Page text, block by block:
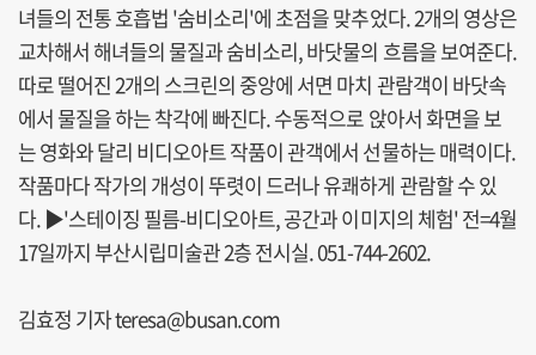
녀들의 전통 호흡법 '숨비소리'에 초점을 맞추었다. 2개의 영상은
교차해서 해녀들의 물질과 숨비소리, 바닷물의 흐름을 보여준다.
따로 떨어진 2개의 스크린의 중앙에 서면 마치 관람객이 바닷속
에서 물질을 하는 착각에 빠진다. 수동적으로 앉아서 화면을 보
는 영화와 달리 비디오아트 작품이 관객에서 선물하는 매력이다.
작품마다 작가의 개성이 뚜렷이 드러나 유쾌하게 관람할 수 있
다. ▶'스테이징 필름-비디오아트, 공간과 이미지의 체험' 전=4월
17일까지 부산시립미술관 2층 전시실. 051-744-2602.
김효정 기자 teresa@busan.com